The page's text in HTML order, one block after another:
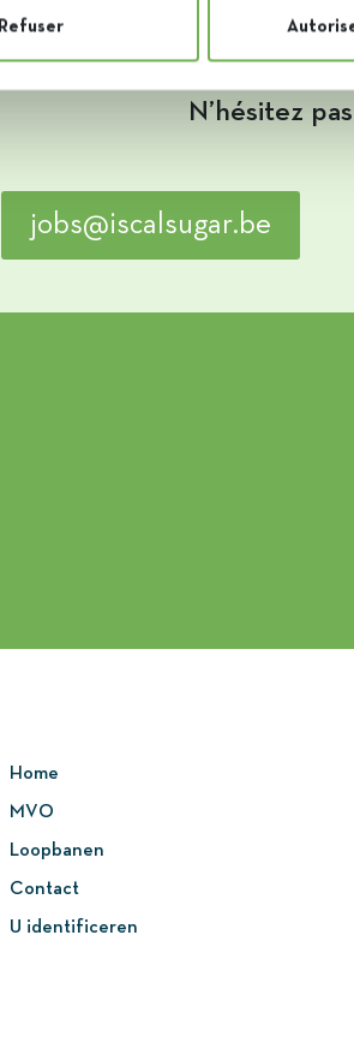
Refuser
Vous avez ce qu’il faut
N’hésitez
jobs@iscalsugar.be
Home
MVO
Loopbanen
Contact
U identificeren